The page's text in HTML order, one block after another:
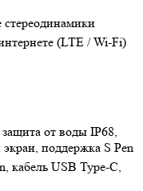
(LTE / Wi-Fi)
от воды IP68,
поддержка S Pen
кабель USB Type-C,